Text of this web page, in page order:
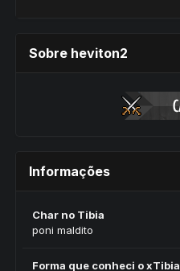
Sobre heviton2
Informações
Char no Tibia
poni maldito
Forma que conheci o xTibia